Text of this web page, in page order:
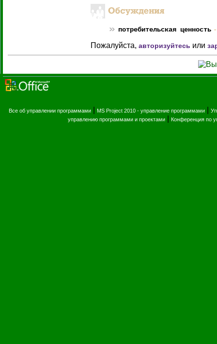
потребительская ценность
Пожалуйста, авторизуйтесь или
Все об управлении программами MS Project 2010 - управление программами
управлению программами и проектами| Конференция по